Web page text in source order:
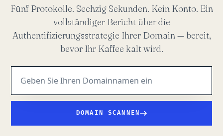
Fünf Protokolle. Sechzig Sekunden. Kein Konto. Ein
vollständiger Bericht über die
Authentifizierungsstrategie Ihrer Domain — bereit,
bevor Ihr Kaffee kalt wird.
DOMAIN SCANNEN